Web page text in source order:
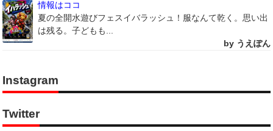
情報はココ
夏の全開水遊びフェスイバラッシュ！服なんて乾く。思い出
は残る。子どもも...
by うえぽん
Instagram
Twitter